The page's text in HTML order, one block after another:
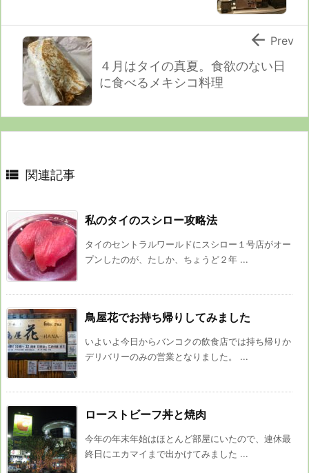
４月はタイの真夏。食欲のない日
に食べるメキシコ料理
 Prev
 関連記事
私のタイのスシロー攻略法
タイのセントラルワールドにスシロー１号店がオー
プンしたのが、たしか、ちょうど２年 ...
鳥屋花でお持ち帰りしてみました
いよいよ今日からバンコクの飲食店では持ち帰りか
デリバリーのみの営業となりました。 ...
ローストビーフ丼と焼肉
今年の年末年始はほとんど部屋にいたので、連休最
終日にエカマイまで出かけてみました ...